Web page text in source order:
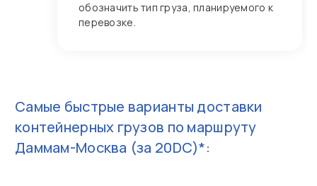
обозначить тип груза, планируемого к
перевозке.
Самые быстрые варианты доставки
контейнерных грузов по маршруту
Даммам-Москва (за 20DC)*: